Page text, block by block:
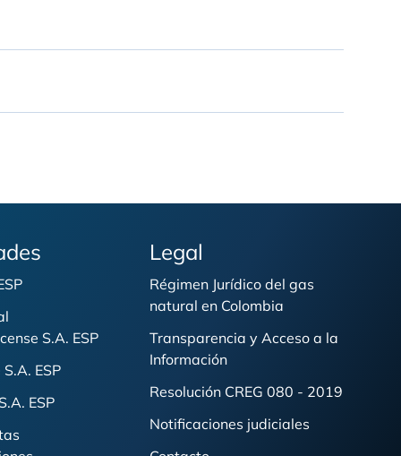
S.A. ESP
ESP
ESP
Legal
Régimen Jurídico del gas
natural en Colombia
Transparencia y Acceso a la
Información
Resolución CREG 080 - 2019
Notificaciones judiciales